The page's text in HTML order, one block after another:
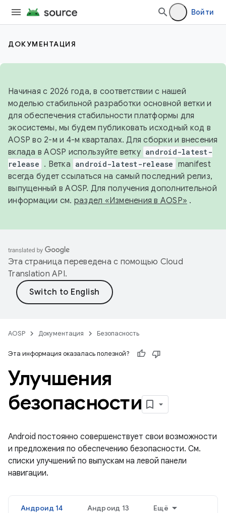
Войти
ДОКУМЕНТАЦИЯ
Начиная с 2026 года, в соответствии с нашей
моделью стабильной разработки основной ветки и
для обеспечения стабильности платформы для
экосистемы, мы будем публиковать исходный код в
AOSP во 2-м и 4-м кварталах. Для сборки и внесения
вклада в AOSP используйте ветку android-latest-
release . Ветка android-latest-release manifest
всегда будет ссылаться на самый последний релиз,
выпущенный в AOSP. Для получения дополнительной
информации см. раздел «Изменения в AOSP» .
Эта страница переведена с помощью Cloud
Translation API.
AOSP Документация Безопасность
Эта информация оказалась полезной?
Улучшения
безопасности
Android постоянно совершенствует свои возможности
и предложения по обеспечению безопасности. См.
списки улучшений по выпускам на левой панели
навигации.
Андроид 14 Андроид 13 Ещё